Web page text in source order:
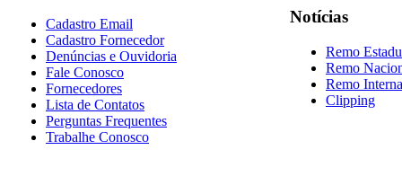
Cadastro Email
Cadastro Fornecedor
Denúncias e Ouvidoria
Fale Conosco
Fornecedores
Lista de Contatos
Perguntas Frequentes
Trabalhe Conosco
Notícias
Remo
Remo
Remo
Clipping